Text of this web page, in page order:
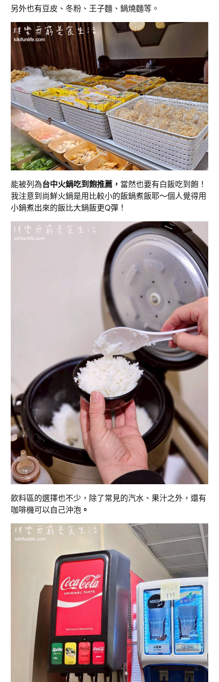
另外也有豆皮、冬粉、王子麵、鍋燒麵等。
能被列為台中火鍋吃到飽推薦， 當然也要有白飯吃到飽！
我注意到尚鮮火鍋是用比較小的飯鍋煮飯耶～個人覺得用
小鍋煮出來的飯比大鍋飯更Q彈！
飲料區的選擇也不少，除了常見的汽水、果汁之外，還有
咖啡機可以自己沖泡 。